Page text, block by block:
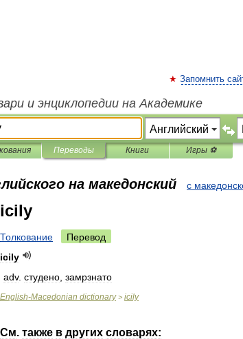
Запомнить
и энциклопедии на Академике
Переводы Книги Игры ⚽
на македонский с
icily
Толкование Перевод
icily
adv. студено замрзнато
English-Macedonian dictionary> icily
См. также в других словарях: